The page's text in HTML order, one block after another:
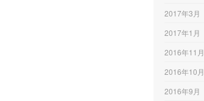
2017年3月
2017年1月
2016年11月
2016年10月
2016年9月